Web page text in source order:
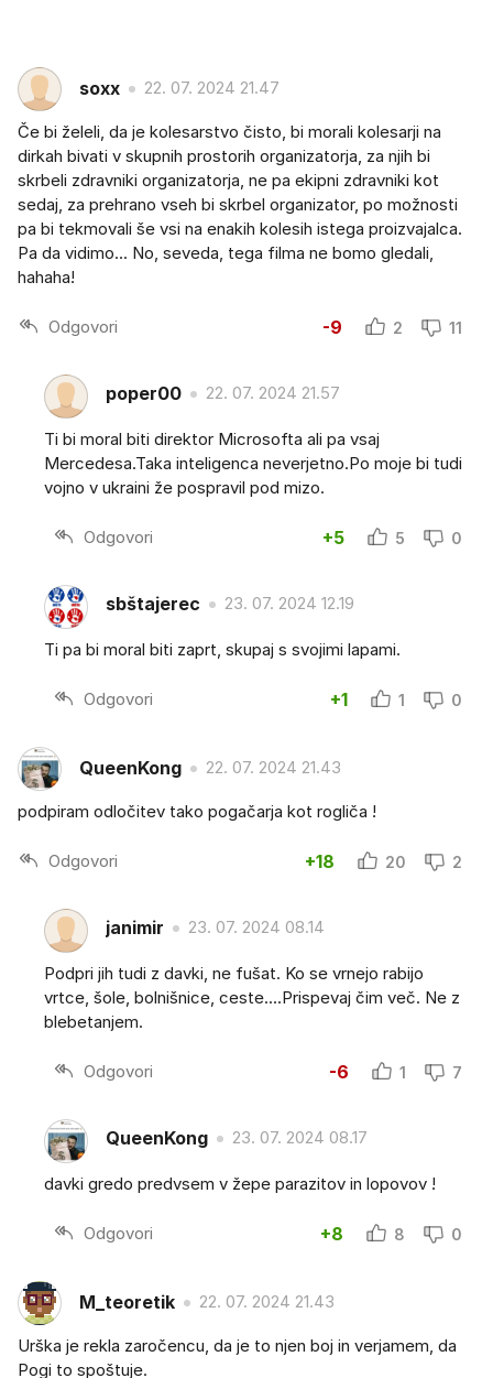
soxx 22. 07. 2024 21.47
Če bi želeli, da je kolesarstvo čisto, bi morali kolesarji na
dirkah bivati v skupnih prostorih organizatorja, za njih bi
skrbeli zdravniki organizatorja, ne pa ekipni zdravniki kot
sedaj, za prehrano vseh bi skrbel organizator, po možnosti
pa bi tekmovali še vsi na enakih kolesih istega proizvajalca.
Pa da vidimo... No, seveda, tega filma ne bomo gledali,
hahaha!
Odgovori -9 2 11
poper00 22. 07. 2024 21.57
Ti bi moral biti direktor Microsofta ali pa vsaj
Mercedesa.Taka inteligenca neverjetno.Po moje bi tudi
vojno v ukraini že pospravil pod mizo.
Odgovori +5 5 0
sbštajerec 23. 07. 2024 12.19
Ti pa bi moral biti zaprt, skupaj s svojimi lapami.
Odgovori +1 1 0
QueenKong 22. 07. 2024 21.43
podpiram odločitev tako pogačarja kot rogliča !
Odgovori +18 20 2
janimir 23. 07. 2024 08.14
Podpri jih tudi z davki, ne fušat. Ko se vrnejo rabijo
vrtce, šole, bolnišnice, ceste....Prispevaj čim več. Ne z
blebetanjem.
Odgovori -6 1 7
QueenKong 23. 07. 2024 08.17
davki gredo predvsem v žepe parazitov in lopovov !
Odgovori +8 8 0
M_teoretik 22. 07. 2024 21.43
Urška je rekla zaročencu, da je to njen boj in verjamem, da
Pogi to spoštuje.